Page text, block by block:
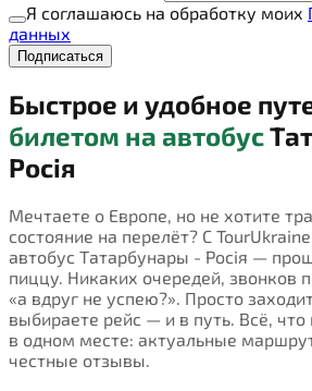
Я соглашаюсь на обработку моих
данных
Подписаться
Быстрое и удобное
билетом на автобус
Росія
Мечтаете о Европе, но не хотите
состояние на перелёт? С
автобус Татарбунары - Росія —
пиццу. Никаких очередей, звонков
«а вдруг не успею?». Просто
выбираете рейс — и в путь. Всё,
в одном месте: актуальные
честные отзывы.